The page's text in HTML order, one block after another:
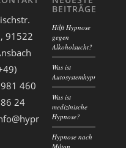
91522
460
24
BEITRÄGE
Hilft Hypnose
gegen
Alkoholsucht?
Was ist
Autosystemhypnose?
Was ist
medizinische
Hypnose?
Hypnose nach